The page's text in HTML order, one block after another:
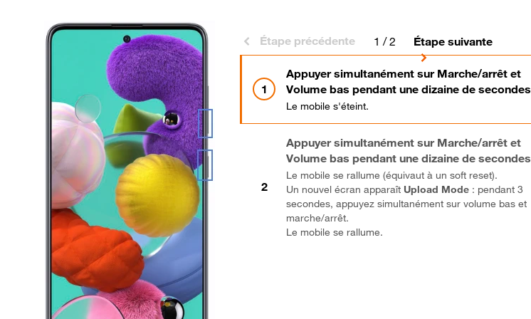
Étape précédente 1 / 2 Étape suivante
Appuyer simultanément sur Marche/arrêt et
Volume bas pendant une dizaine de secondes
Le mobile s'éteint.
Appuyer simultanément sur Marche/arrêt et
Volume bas pendant une dizaine de secondes
Le mobile se rallume (équivaut à un soft reset).
Un nouvel écran apparaît Upload Mode : pendant 3
secondes, appuyez simultanément sur volume bas et
marche/arrêt.
Le mobile se rallume.